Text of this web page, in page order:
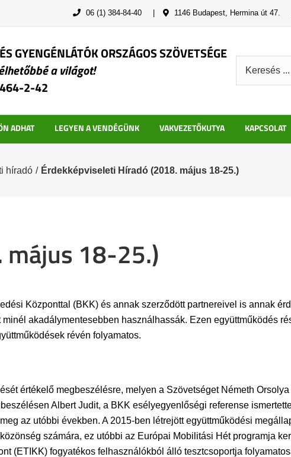
06 (1) 384-84-40 1146 Budapest, Hermina út 47.
GYENGÉNLÁTÓK ORSZÁGOS SZÖVETSÉGE
a világot!
2-42
ADHAT LEGYEN A VENDÉGÜNK VAKVEZETŐKUTYA KAPCSOLAT
híradó / Érdekképviseleti Híradó (2018. május 18-25.)
május 18-25.)
Központtal (BKK) és annak szerződött partnereivel is annak
akadálymentesebben használhassák. Ezen együttműködés
révén folyamatos.
értékelő megbeszélésre, melyen a Szövetséget Németh
Albert Judit, a BKK esélyegyenlőségi referense
az utóbbi években. A 2015-ben létrejött együttműködési
számára, ez utóbbi az Európai Mobilitási Hét programja
(ETIKK) fogyatékos felhasználókból álló tesztcsoportja